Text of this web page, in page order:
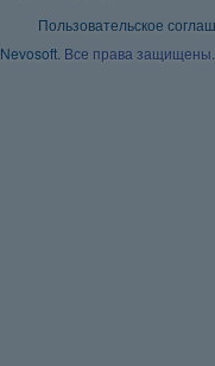
Пользовательское
Nevosoft . Все права защищены